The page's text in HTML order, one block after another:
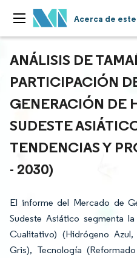
Acerca de
ANÁLISIS DE
PARTICIPACIÓN
GENERACIÓN DE
SUDESTE
TENDENCIAS Y
- 2030)
El informe del Mercado de
Sudeste Asiático segmenta
Cualitativo) (Hidrógeno
Gris), Tecnología